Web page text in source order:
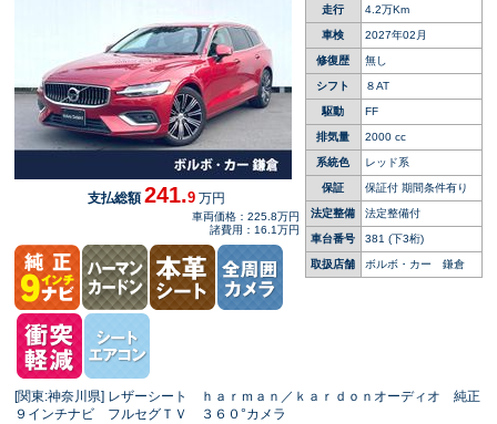
走行 4.2万Km
車検 2027年02月
修復歴 無し
シフト ８AT
駆動 FF
排気量 2000 cc
系統色 レッド系
保証 保証付 期間条件有り
法定整備 法定整備付
車台番号 381 (下3桁)
取扱店舗 ボルボ・カー 鎌倉
支払総額241.9 万円
車両価格：225.8万円
諸費用：16.1万円
[関東:神奈川県] レザーシート ｈａｒｍａｎ／ｋａｒｄｏｎオーディオ 純正
９インチナビ フルセグＴＶ ３６０°カメラ